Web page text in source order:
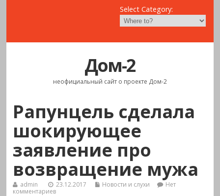
Select Category:
Дом-2
неофициальный сайт о проекте Дом-2
Рапунцель сделала
шокирующее
заявление про
возвращение мужа
admin 23.12.2017 Новости и слухи
Нет
комментариев